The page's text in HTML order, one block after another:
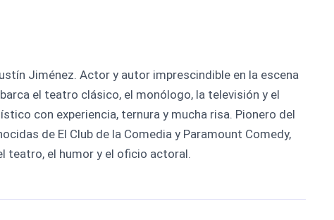
Jiménez. Actor y autor imprescindible en la escena
el teatro clásico, el monólogo, la televisión y el
con experiencia, ternura y mucha risa. Pionero del
de El Club de la Comedia y Paramount Comedy,
teatro, el humor y el oficio actoral.